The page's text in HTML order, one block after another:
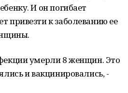
И он погибает
привезти к заболеванию ее
умерли 8 женщин. Это
и вакцинировались, -